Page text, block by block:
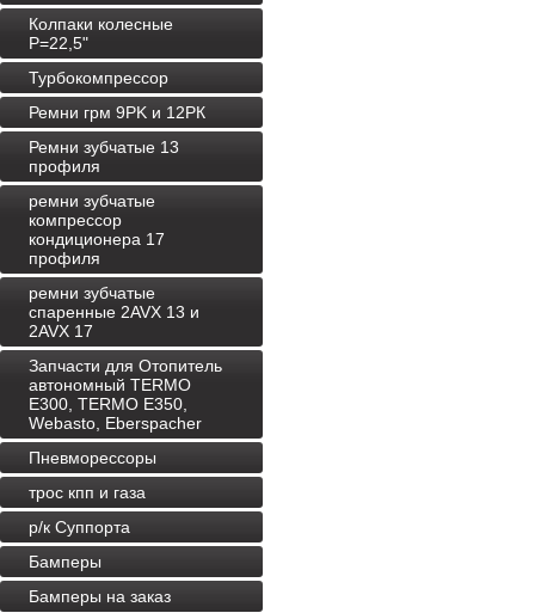
Колпаки колесные
P=22,5"
Турбокомпрессор
Ремни грм 9PK и 12РК
Ремни зубчатые 13
профиля
ремни зубчатые
компрессор
кондиционера 17
профиля
ремни зубчатые
спаренные 2AVX 13 и
2AVX 17
Запчасти для Отопитель
автономный TERMO
E300, TERMO E350,
Webasto, Eberspacher
Пневморессоры
трос кпп и газа
р/к Суппорта
Бамперы
Бамперы на заказ